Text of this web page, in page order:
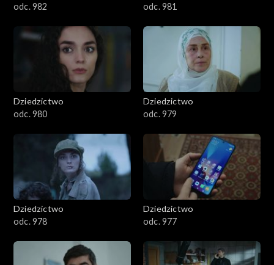
odc. 982
odc. 981
Dziedzictwo
odc. 980
Dziedzictwo
odc. 979
Dziedzictwo
odc. 978
Dziedzictwo
odc. 977